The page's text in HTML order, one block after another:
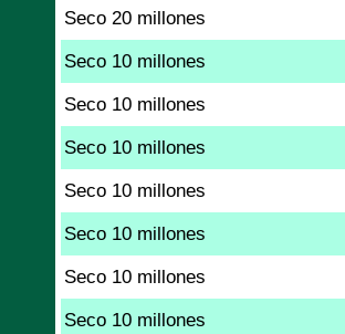
Seco 20 millones
Seco 10 millones
Seco 10 millones
Seco 10 millones
Seco 10 millones
Seco 10 millones
Seco 10 millones
Seco 10 millones